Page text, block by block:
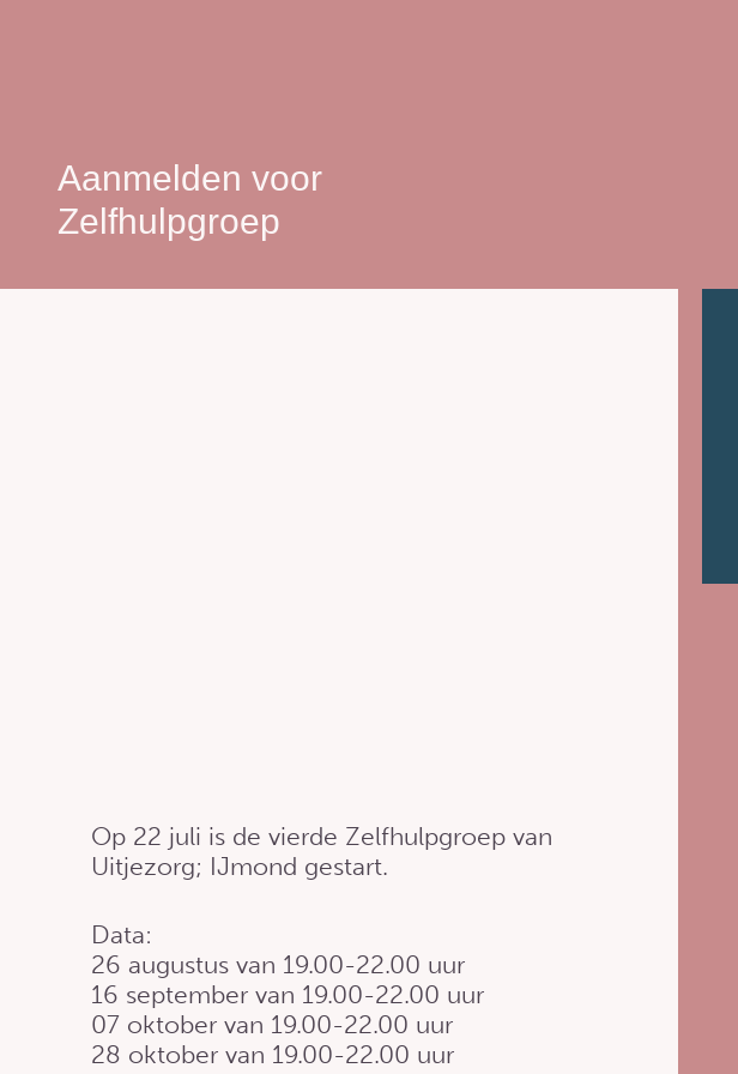
Aanmelden voor
Zelfhulpgroep
Op 22 juli is de vierde Zelfhulpgroep van
Uitjezorg; IJmond gestart.
Data:
26 augustus van 19.00-22.00 uur
16 september van 19.00-22.00 uur
07 oktober van 19.00-22.00 uur
28 oktober van 19.00-22.00 uur